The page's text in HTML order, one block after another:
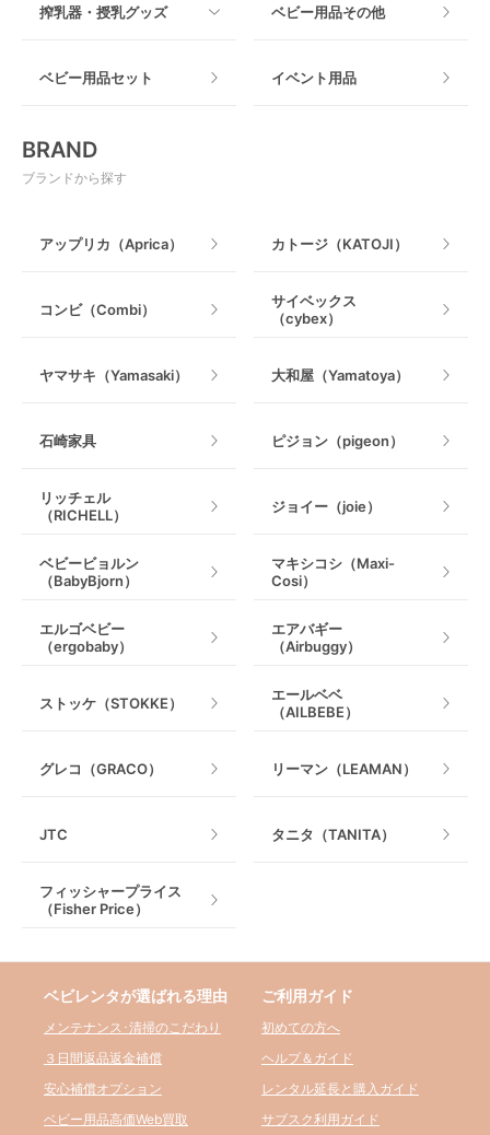
マット製
室内遊具
搾乳器・授乳グッズ
授乳グッズ・ママ用品
ベビー用品その他
ベビー用品セット イベント用品
BRAND
ブランドから探す
アップリカ（Aprica） カトージ（KATOJI）
コンビ（Combi）
サイベックス
（cybex）
ヤマサキ（Yamasaki） 大和屋（Yamatoya）
石崎家具 ピジョン（pigeon）
リッチェル
（RICHELL）
ジョイー（joie）
ベビービョルン
（BabyBjorn）
マキシコシ（Maxi-
Cosi）
エルゴベビー
（ergobaby）
エアバギー
（Airbuggy）
ストッケ（STOKKE）
エールベベ
（AILBEBE）
グレコ（GRACO） リーマン（LEAMAN）
JTC タニタ（TANITA）
フィッシャープライス
（Fisher Price）
ベビレンタが選ばれる理由
メンテナンス･清掃のこだわり
３日間返品返金補償
安心補償オプション
ベビー用品高価Web買取
ご利用ガイド
初めての方へ
ヘルプ＆ガイド
レンタル延長と購入ガイド
サブスク利用ガイド